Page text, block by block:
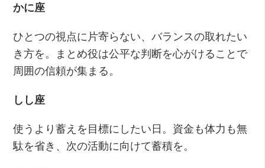
かに座
ひとつの視点に片寄らない、バランスの取れたい
き方を。まとめ役は公平な判断を心がけることで
周囲の信頼が集まる。
しし座
使うより蓄えを目標にしたい日。資金も体力も無
駄を省き、次の活動に向けて蓄積を。